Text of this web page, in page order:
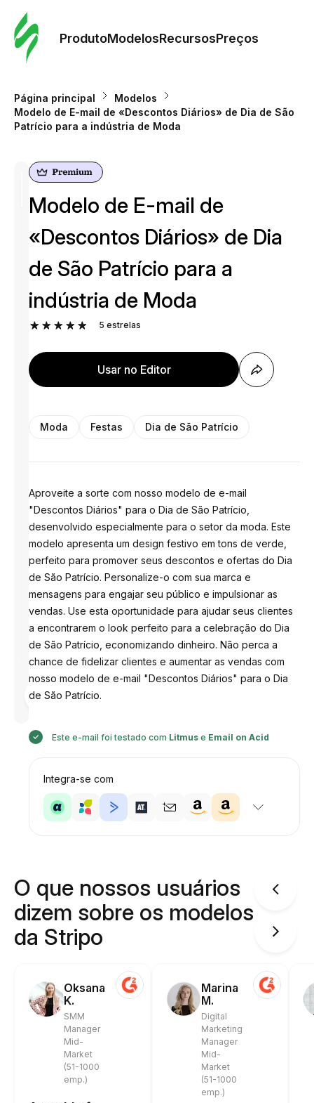
ProdutoModelosRecursosPreços
Página principal
Modelos
Modelo de E-mail de «Descontos Diários» de Dia de São
Patrício para a indústria de Moda
Desenhado
por
Modelo de E-mail de
«Descontos Diários» de Dia
de São Patrício para a
indústria de Moda
5 estrelas
Usar no Editor
Moda Festas Dia de São Patrício
Aproveite a sorte com nosso modelo de e-mail
"Descontos Diários" para o Dia de São Patrício,
desenvolvido especialmente para o setor da moda. Este
modelo apresenta um design festivo em tons de verde,
perfeito para promover seus descontos e ofertas do Dia
de São Patrício. Personalize-o com sua marca e
mensagens para engajar seu público e impulsionar as
vendas. Use esta oportunidade para ajudar seus clientes
a encontrarem o look perfeito para a celebração do Dia
de São Patrício, economizando dinheiro. Não perca a
chance de fidelizar clientes e aumentar as vendas com
nosso modelo de e-mail "Descontos Diários" para o Dia
de São Patrício.
Este e-mail foi testado com Litmus e Email on Acid
Integra-se com
O que nossos usuários
dizem sobre os modelos
da Stripo
Oksana
K.
SMM
Manager
Mid-
Market
(51-1000
emp.)
Marina
M.
Digital
Marketing
Manager
Mid-
Market
(51-1000
emp.)